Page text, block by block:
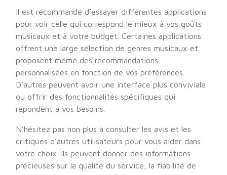
Il est recommandé d’essayer différentes applications
pour voir celle qui correspond le mieux à vos goûts
musicaux et à votre budget. Certaines applications
offrent une large sélection de genres musicaux et
proposent même des recommandations
personnalisées en fonction de vos préférences.
D’autres peuvent avoir une interface plus conviviale
ou offrir des fonctionnalités spécifiques qui
répondent à vos besoins.
N’hésitez pas non plus à consulter les avis et les
critiques d’autres utilisateurs pour vous aider dans
votre choix. Ils peuvent donner des informations
précieuses sur la qualité du service, la fiabilité de